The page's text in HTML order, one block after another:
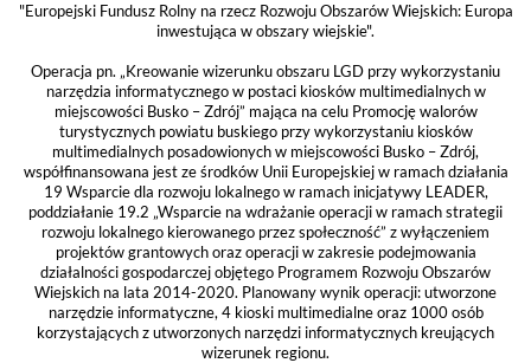
"Europejski Fundusz Rolny na rzecz Rozwoju Obszarów Wiejskich: Europa
inwestująca w obszary wiejskie".
Operacja pn. „Kreowanie wizerunku obszaru LGD przy wykorzystaniu
narzędzia informatycznego w postaci kiosków multimedialnych w
miejscowości Busko – Zdrój” mająca na celu Promocję walorów
turystycznych powiatu buskiego przy wykorzystaniu kiosków
multimedialnych posadowionych w miejscowości Busko – Zdrój,
współfinansowana jest ze środków Unii Europejskiej w ramach działania
19 Wsparcie dla rozwoju lokalnego w ramach inicjatywy LEADER,
poddziałanie 19.2 „Wsparcie na wdrażanie operacji w ramach strategii
rozwoju lokalnego kierowanego przez społeczność” z wyłączeniem
projektów grantowych oraz operacji w zakresie podejmowania
działalności gospodarczej objętego Programem Rozwoju Obszarów
Wiejskich na lata 2014-2020. Planowany wynik operacji: utworzone
narzędzie informatyczne, 4 kioski multimedialne oraz 1000 osób
korzystających z utworzonych narzędzi informatycznych kreujących
wizerunek regionu.